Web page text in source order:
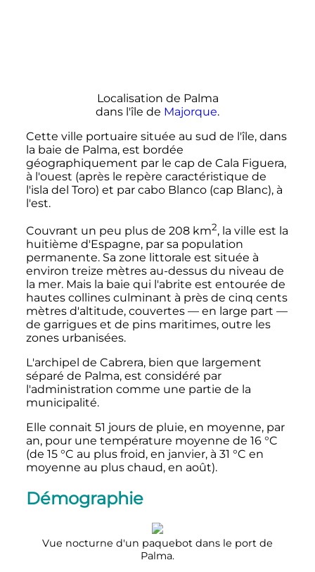
Localisation de Palma
dans l'île de Majorque.
Cette ville portuaire située au sud de l'île, dans
la baie de Palma, est bordée
géographiquement par le cap de Cala Figuera,
à l'ouest (après le repère caractéristique de
l'isla del Toro) et par cabo Blanco (cap Blanc), à
l'est.
Couvrant un peu plus de 208 km2, la ville est la
huitième d'Espagne, par sa population
permanente. Sa zone littorale est située à
environ treize mètres au-dessus du niveau de
la mer. Mais la baie qui l'abrite est entourée de
hautes collines culminant à près de cinq cents
mètres d'altitude, couvertes — en large part —
de garrigues et de pins maritimes, outre les
zones urbanisées.
L'archipel de Cabrera, bien que largement
séparé de Palma, est considéré par
l'administration comme une partie de la
municipalité.
Elle connait 51 jours de pluie, en moyenne, par
an, pour une température moyenne de 16 °C
(de 15 °C au plus froid, en janvier, à 31 °C en
moyenne au plus chaud, en août).
Démographie
Vue nocturne d'un paquebot dans le port de
Palma.